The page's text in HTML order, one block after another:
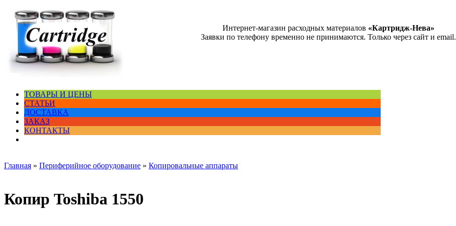
Интернет-магазин расходных материалов «Картридж-Нева»
Заявки по телефону временно не принимаются. Только через сайт и email.
ТОВАРЫ И ЦЕНЫ
СТАТЬИ
ДОСТАВКА
ЗАКАЗ
КОНТАКТЫ
Главная » Периферийное оборудование » Копировальные аппараты
Копир Toshiba 1550